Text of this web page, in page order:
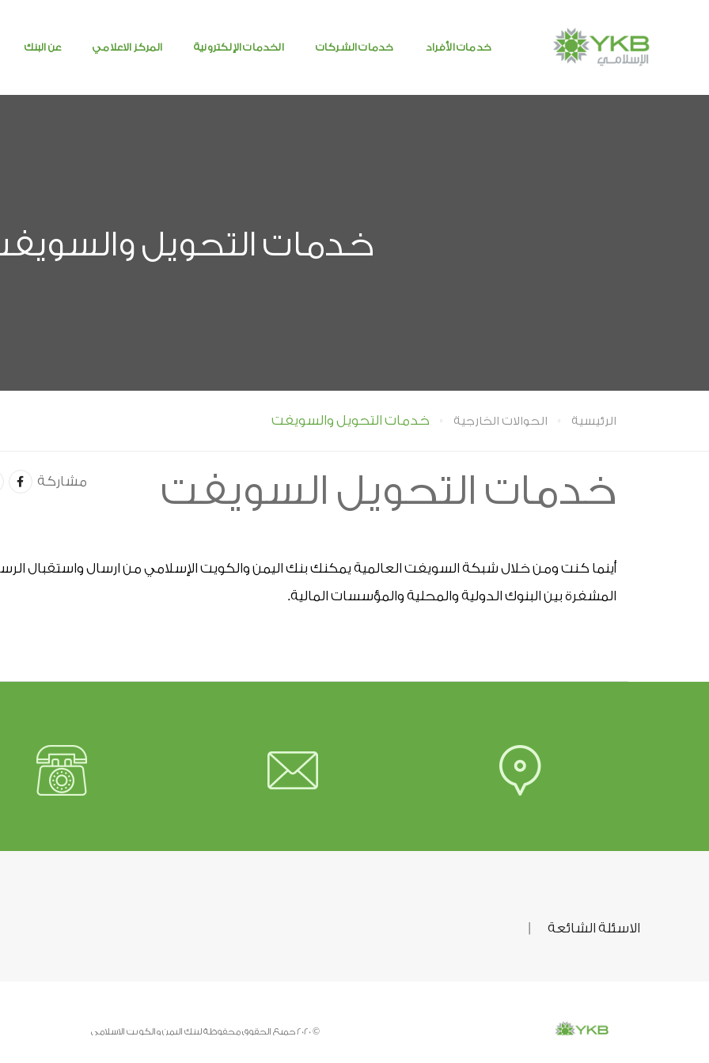
خدمات الأفراد خدمات الشركات الخدمات الإلكترونية المركز الاعلامي عن البنك
خدمات التحويل
الرئيسية الحوالات الخارجية خدمات التحويل والسويفت
خدمات التحويل السويفت مشاركة
المشفرة بين البنوك الدولية والمحلية والمؤسسات المالية.
الاسئلة الشائعة
© 2020 جميع الحقوق محفوظة لبنك اليمن والكويت الاسلامي